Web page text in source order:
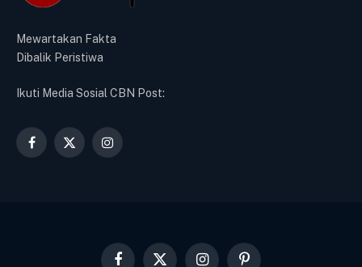
Mewartakan Fakta
Dibalik Peristiwa
Ikuti Media Sosial CBN Post:
Facebook
X
Instagram